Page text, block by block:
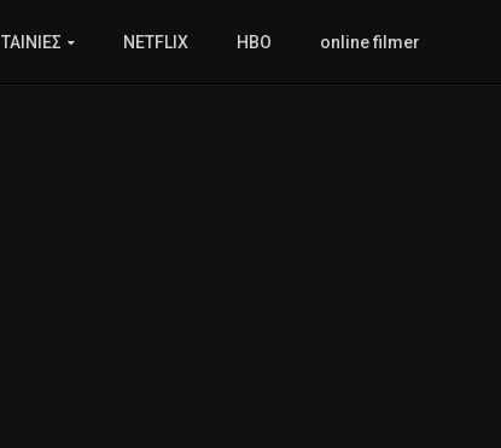
ΤΑΙΝΙΕΣ NETFLIX HBO online filmer